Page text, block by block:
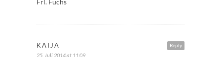
Frl. Fuchs
Reply
KAIJA
25. Juli 2014 at 11:09